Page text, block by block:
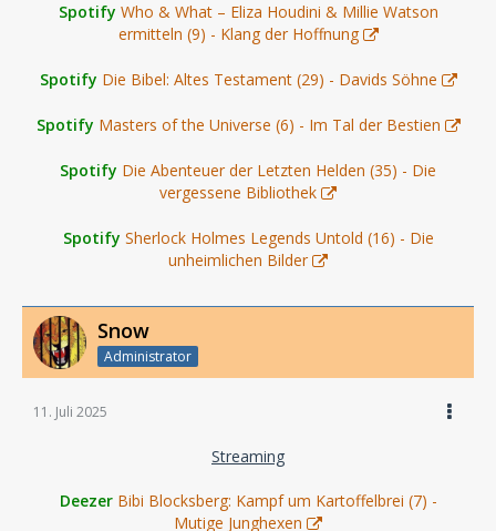
Spotify Who & What – Eliza Houdini & Millie Watson
ermitteln (9) - Klang der Hoffnung
Spotify Die Bibel: Altes Testament (29) - Davids Söhne
Spotify Masters of the Universe (6) - Im Tal der Bestien
Spotify Die Abenteuer der Letzten Helden (35) - Die
vergessene Bibliothek
Spotify Sherlock Holmes Legends Untold (16) - Die
unheimlichen Bilder
Snow
Administrator
11. Juli 2025
Streaming
Deezer Bibi Blocksberg: Kampf um Kartoffelbrei (7) -
Mutige Junghexen